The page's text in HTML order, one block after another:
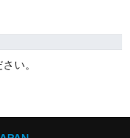
い。